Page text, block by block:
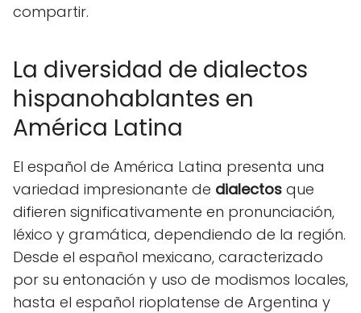
compartir.
La diversidad de dialectos
hispanohablantes en
América Latina
El español de América Latina presenta una
variedad impresionante de dialectos que
difieren significativamente en pronunciación,
léxico y gramática, dependiendo de la región.
Desde el español mexicano, caracterizado
por su entonación y uso de modismos locales,
hasta el español rioplatense de Argentina y